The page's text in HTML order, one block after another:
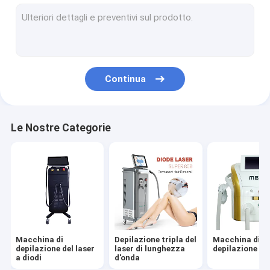
Macchina di HIFU
Macchina di scultura del corpo EMS
Attrezzature di radiofrequenza
Macchina di Cryolipolysis
Anti macchine della grinza
Continua
Le Nostre Categorie
Macchina di
depilazione del laser
a diodi
Depilazione tripla del
laser di lunghezza
d'onda
Macchina di
depilazione di